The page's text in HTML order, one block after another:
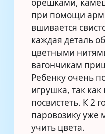
при помощи
вшивается
каждая деталь
цветными
вагончикам
Ребенку очень
игрушка, так
посвистеть. К 2
паровозику уже
учить цвета.